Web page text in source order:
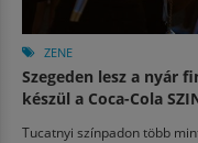
ZENE
Szegeden lesz a nyár
készül a Coca-Cola
Tucatnyi színpadon több